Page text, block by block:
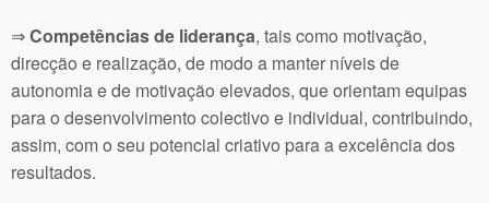
⇒Competências de liderança, tais como motivação,
direcção e realização, de modo a manter níveis de
autonomia e de motivação elevados, que orientam equipas
para o desenvolvimento colectivo e individual, contribuindo,
assim, com o seu potencial criativo para a excelência dos
resultados.